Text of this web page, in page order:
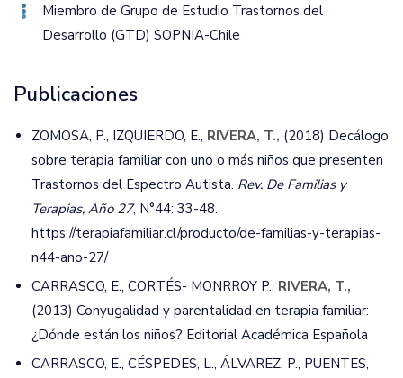
Miembro de Grupo de Estudio Trastornos del
Desarrollo (GTD) SOPNIA-Chile
Publicaciones
ZOMOSA, P., IZQUIERDO, E., RIVERA, T., (2018) Decálogo
sobre terapia familiar con uno o más niños que presenten
Trastornos del Espectro Autista. Rev. De Familias y
Terapias, Año 27, N°44: 33-48.
https://terapiafamiliar.cl/producto/de-familias-y-terapias-
n44-ano-27/
CARRASCO, E., CORTÉS- MONRROY P., RIVERA, T.,
(2013) Conyugalidad y parentalidad en terapia familiar:
¿Dónde están los niños? Editorial Académica Española
CARRASCO, E., CÉSPEDES, L., ÁLVAREZ, P., PUENTES,